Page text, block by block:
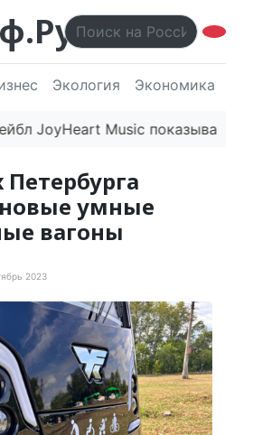
Экология Экономика
Music показывает
новые умные
вагоны
2023